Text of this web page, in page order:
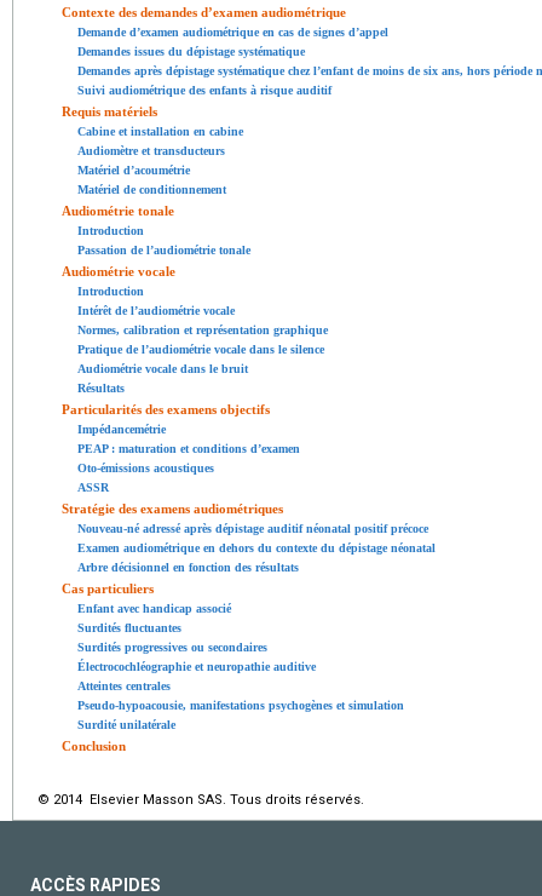
Contexte des demandes d’examen audiométrique
Demande d’examen audiométrique en cas de signes d’appel
Demandes issues du dépistage systématique
Demandes après dépistage systématique chez l’enfant de moins de six ans, hors période
Suivi audiométrique des enfants à risque auditif
Requis matériels
Cabine et installation en cabine
Audiomètre et transducteurs
Matériel d’acoumétrie
Matériel de conditionnement
Audiométrie tonale
Introduction
Passation de l’audiométrie tonale
Audiométrie vocale
Introduction
Intérêt de l’audiométrie vocale
Normes, calibration et représentation graphique
Pratique de l’audiométrie vocale dans le silence
Audiométrie vocale dans le bruit
Résultats
Particularités des examens objectifs
Impédancemétrie
PEAP : maturation et conditions d’examen
Oto-émissions acoustiques
ASSR
Stratégie des examens audiométriques
Nouveau-né adressé après dépistage auditif néonatal positif précoce
Examen audiométrique en dehors du contexte du dépistage néonatal
Arbre décisionnel en fonction des résultats
Cas particuliers
Enfant avec handicap associé
Surdités fluctuantes
Surdités progressives ou secondaires
Électrocochléographie et neuropathie auditive
Atteintes centrales
Pseudo-hypoacousie, manifestations psychogènes et simulation
Surdité unilatérale
Conclusion
© 2014 Elsevier Masson SAS. Tous droits réservés.
ACCÈS RAPIDES